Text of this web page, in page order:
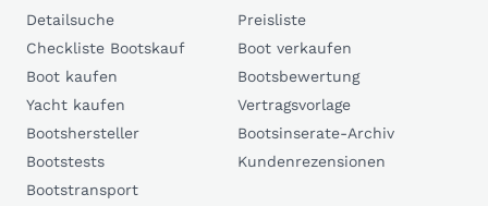
Detailsuche
Checkliste Bootskauf
Boot kaufen
Yacht kaufen
Bootshersteller
Bootstests
Bootstransport
Preisliste
Boot verkaufen
Bootsbewertung
Vertragsvorlage
Bootsinserate-Archiv
Kundenrezensionen